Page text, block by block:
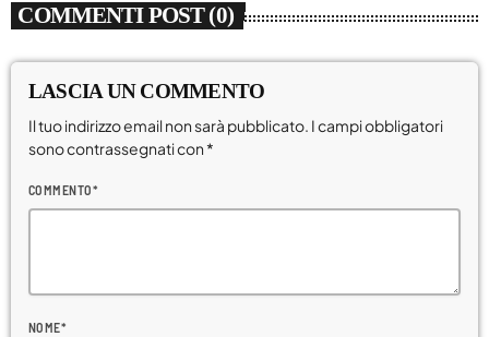
COMMENTI POST (0)
LASCIA UN COMMENTO
Il tuo indirizzo email non sarà pubblicato. I campi obbligatori
sono contrassegnati con *
COMMENTO*
NOME*